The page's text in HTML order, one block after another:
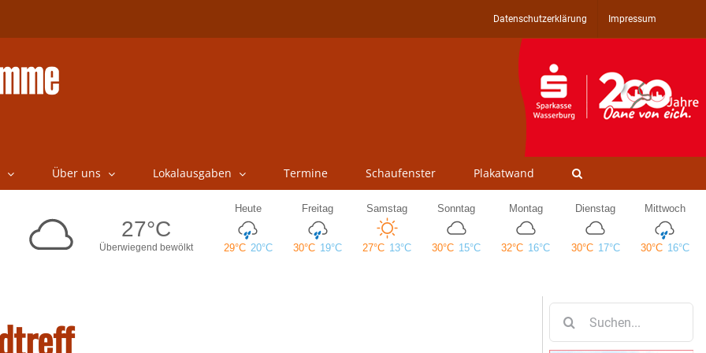
Datenschutzerklärung Impressum
Über uns Lokalausgaben Termine Schaufenster Plakatwand
nach: